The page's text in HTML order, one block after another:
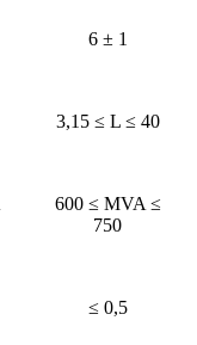
6 ± 1
3,15 ≤ L ≤ 40
600 ≤ MVA ≤
750
≤ 0,5